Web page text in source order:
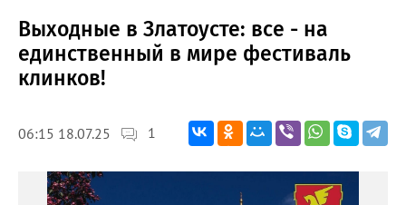
Выходные в Златоусте: все - на
единственный в мире фестиваль
клинков!
06:15 18.07.25 1